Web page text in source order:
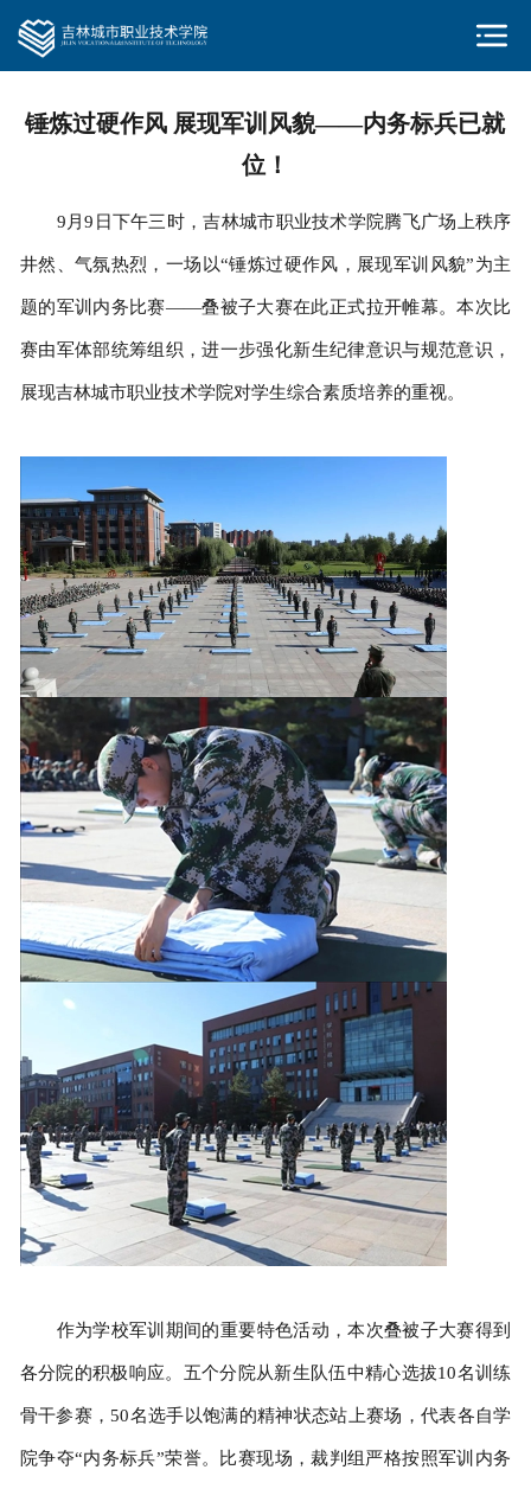
锤炼过硬作风 展现军训风貌——内务标兵已就
位！
9月9日下午三时，吉林城市职业技术学院腾飞广场上秩序
井然、气氛热烈，一场以“锤炼过硬作风，展现军训风貌”为主
题的军训内务比赛——叠被子大赛在此正式拉开帷幕。本次比
赛由军体部统筹组织，进一步强化新生纪律意识与规范意识，
展现吉林城市职业技术学院对学生综合素质培养的重视。
作为学校军训期间的重要特色活动，本次叠被子大赛得到
各分院的积极响应。五个分院从新生队伍中精心选拔10名训练
骨干参赛，50名选手以饱满的精神状态站上赛场，代表各自学
院争夺“内务标兵”荣誉。比赛现场，裁判组严格按照军训内务